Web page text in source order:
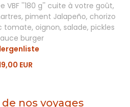
''180 g'' cuite à votre goût,
piment Jalapeño, chorizo
tomate, oignon, salade, pickles
burger
EUR
nos voyages